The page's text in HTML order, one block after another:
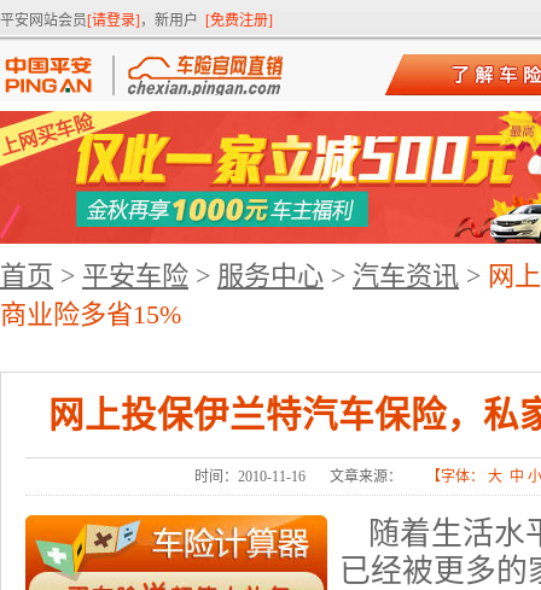
平安网站会员[请登录] ，新用户 [免费注册]
首页 > 平安车险 > 服务中心 > 汽车资讯 > 网
商业险多省15%
网上投保伊兰特汽车保险，私
时间：2010-11-16 文章来源： 【字体： 大 中 小
随着生活水
已经被更多的